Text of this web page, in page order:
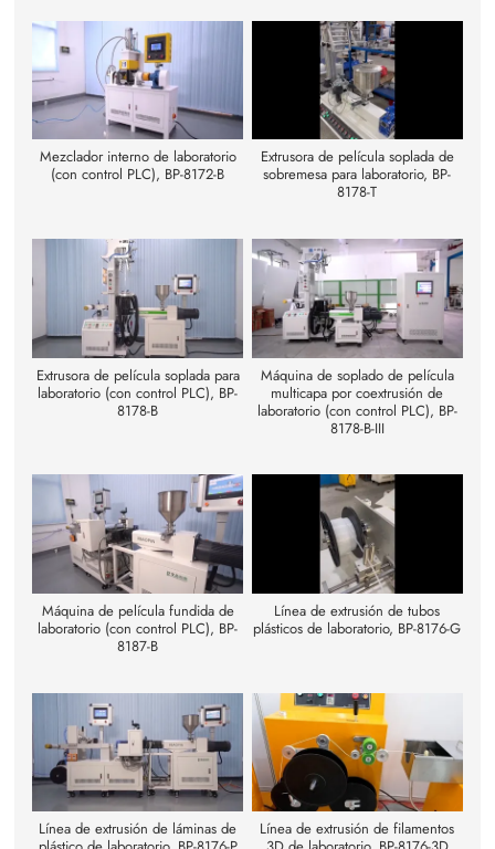
Mezclador interno de laboratorio
(con control PLC), BP-8172-B
Extrusora de película soplada de
sobremesa para laboratorio, BP-
8178-T
Extrusora de película soplada para
laboratorio (con control PLC), BP-
8178-B
Máquina de soplado de película
multicapa por coextrusión de
laboratorio (con control PLC), BP-
8178-B-III
Máquina de película fundida de
laboratorio (con control PLC), BP-
8187-B
Línea de extrusión de tubos
plásticos de laboratorio, BP-8176-G
Línea de extrusión de láminas de
Línea de extrusión de filamentos